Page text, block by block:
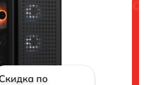
Скидка по